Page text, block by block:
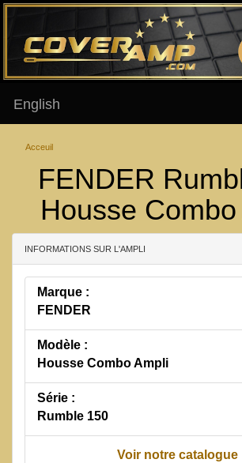
English
Acceuil
FENDER
Housse
INFORMATIONS SUR L'AMPLI
Marque :
FENDER
Modèle :
Housse Combo Ampli
Série :
Rumble 150
Voir notre catalogue